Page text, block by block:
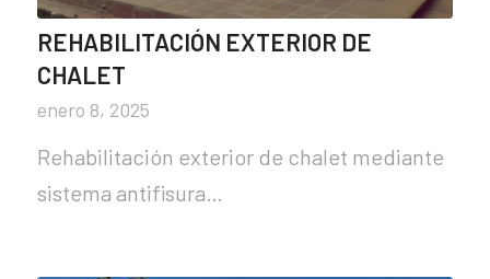
REHABILITACIÓN EXTERIOR DE
CHALET
enero 8, 2025
Rehabilitación exterior de chalet mediante
sistema antifisura…